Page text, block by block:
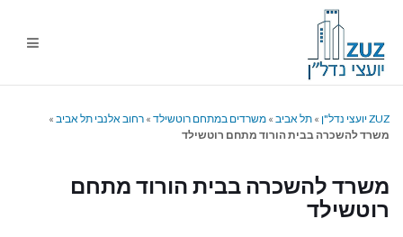
ZUZ יועצי נדל"ן » תל אביב » משרדים במתחם רוטשילד » רחוב אלנבי תל אביב »
משרד להשכרה בבית הורוד מתחם רוטשילד
משרד להשכרה בבית הורוד מתחם
רוטשילד